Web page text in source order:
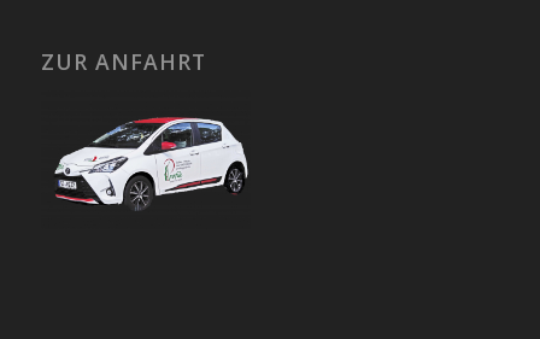
ZUR ANFAHRT